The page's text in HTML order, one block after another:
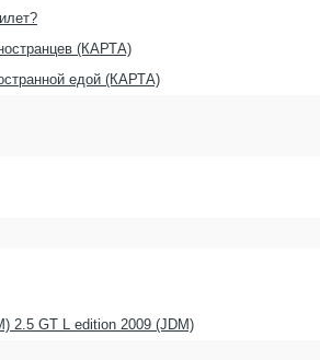
(КАРТА)
едой (КАРТА)
2.5 GT L edition 2009 (JDM)